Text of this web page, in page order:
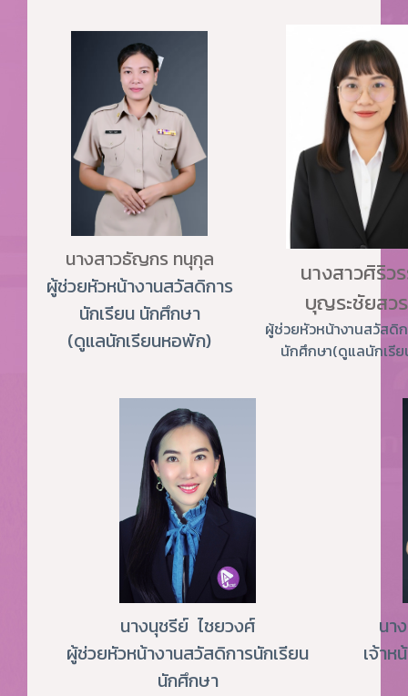
นางสาวธัญกร ทนุกุล
ผู้ช่วยหัวหน้างานสวัสดิการ
นักเรียน นักศึกษา
(ดูแลนักเรียนหอพัก)
นางสาวศิริว
บุญระชัยสว
ผู้ช่วยหัวหน้างานสวัสดิ
นักศึกษา(ดูแลนักเรี
นางนุชรีย์ ไชยวงศ์
ผู้ช่วยหัวหน้างานสวัสดิการนักเรียน
นักศึกษา
นา
เจ้าห